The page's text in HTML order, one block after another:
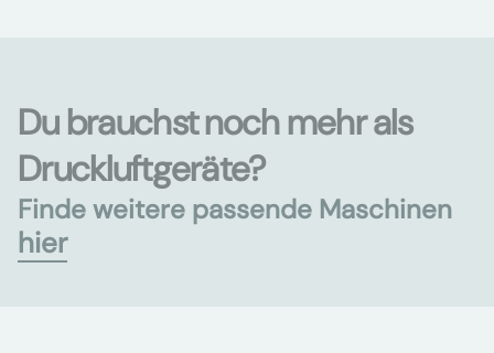
Du brauchst noch mehr als
Druckluftgeräte?
Finde weitere passende Maschinen
hier